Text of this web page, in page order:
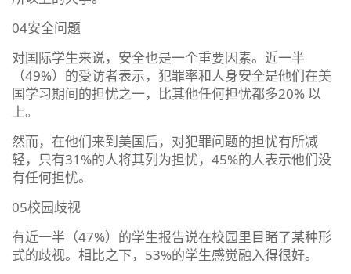
04安全问题
对国际学生来说，安全也是一个重要因素。近一半
（49%）的受访者表示，犯罪率和人身安全是他们在美
国学习期间的担忧之一，比其他任何担忧都多20% 以
上。
然而，在他们来到美国后，对犯罪问题的担忧有所减
轻，只有31%的人将其列为担忧，45%的人表示他们没
有任何担忧。
05校园歧视
有近一半（47%）的学生报告说在校园里目睹了某种形
式的歧视。相比之下，53%的学生感觉融入得很好。